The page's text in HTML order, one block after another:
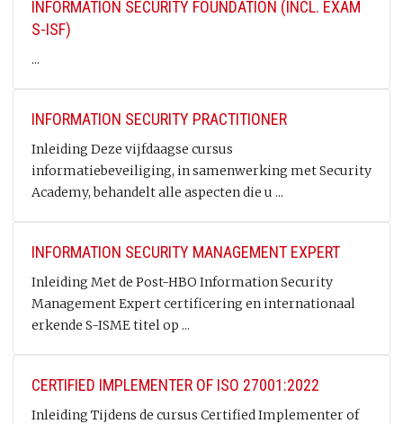
INFORMATION SECURITY FOUNDATION (INCL. EXAM
S-ISF)
...
INFORMATION SECURITY PRACTITIONER
Inleiding Deze vijfdaagse cursus
informatiebeveiliging, in samenwerking met Security
Academy, behandelt alle aspecten die u ...
INFORMATION SECURITY MANAGEMENT EXPERT
Inleiding Met de Post-HBO Information Security
Management Expert certificering en internationaal
erkende S-ISME titel op ...
CERTIFIED IMPLEMENTER OF ISO 27001:2022
Inleiding Tijdens de cursus Certified Implementer of